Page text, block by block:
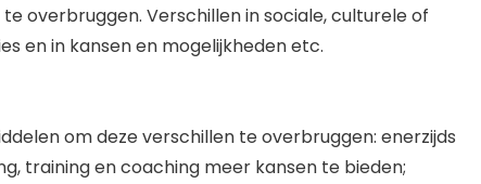
overbruggen. Verschillen in sociale, culturele of
en in kansen en mogelijkheden etc.
om deze verschillen te overbruggen: enerzijds
training en coaching meer kansen te bieden;